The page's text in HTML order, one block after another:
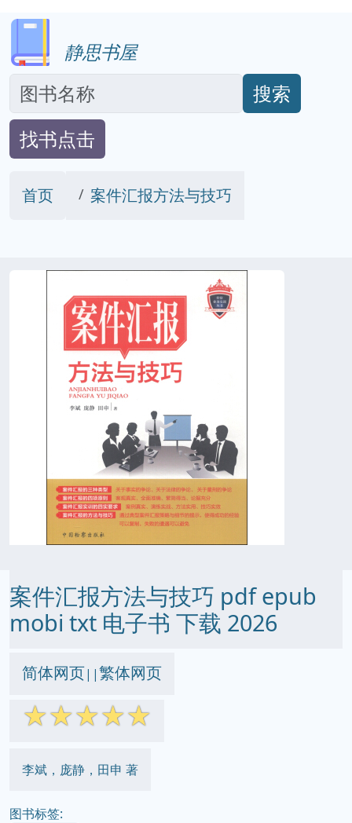
静思书屋
搜索
找书点击
首页 案件汇报方法与技巧
案件汇报方法与技巧 pdf epub
mobi txt 电子书 下载 2026
简体网页||繁体网页
☆☆☆☆☆
李斌，庞静，田申 著
图书标签: